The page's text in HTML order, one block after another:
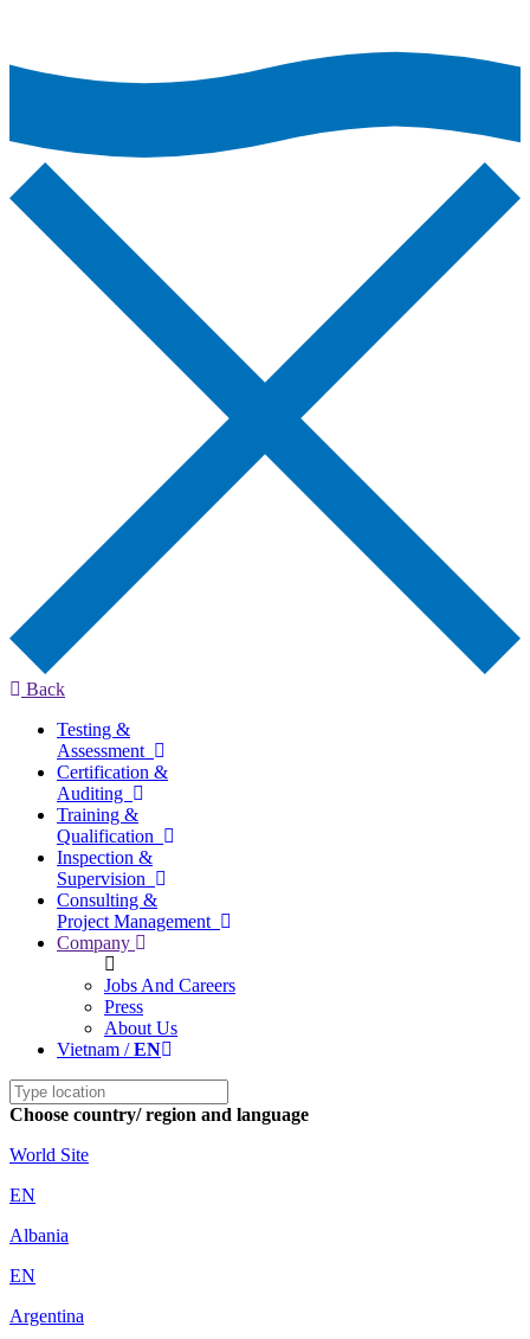
Back
Testing &
Assessment
Certification &
Auditing
Training &
Qualification
Inspection &
Supervision
Consulting &
Project Management
Company
Jobs And Careers
Press
About Us
Vietnam /EN
Choose country/ region and language
World Site
EN
Albania
EN
Argentina